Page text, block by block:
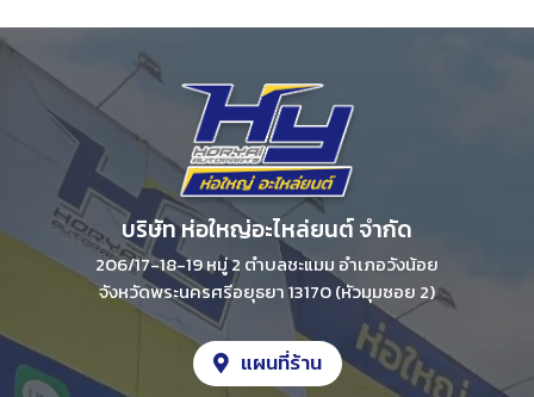
บริษัท ห่อใหญ่อะไหล่ยนต์ จํากัด
206/17-18-19 หมู่ 2 ตําบลชะแมม อําเภอวังน้อย
จังหวัดพระนครศรีอยุธยา 13170 (หัวมุมซอย 2)
แผนที่ร้าน